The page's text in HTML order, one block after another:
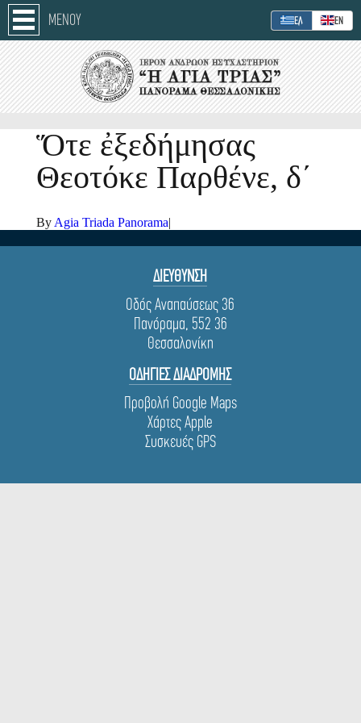
ΜΕΝΟΥ ΕΛ ΕΝ
Ὅτε ἐξεδήμησας
Θεοτόκε Παρθένε, δ´
By Agia Triada Panorama|
ΔΙΕΥΘΥΝΣΗ
Οδός Αναπαύσεως 36
Πανόραμα, 552 36
Θεσσαλονίκη
ΟΔΗΓΙΕΣ ΔΙΑΔΡΟΜΗΣ
Προβολή Google Maps
Χάρτες Apple
Συσκευές GPS